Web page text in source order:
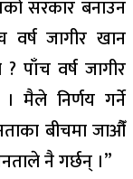
सरकार बनाउन
वर्ष जागीर खान
पाँच वर्ष जागीर
मैले निर्णय गर्ने
बीचमा जाऔँ
नै गर्छन् ।”